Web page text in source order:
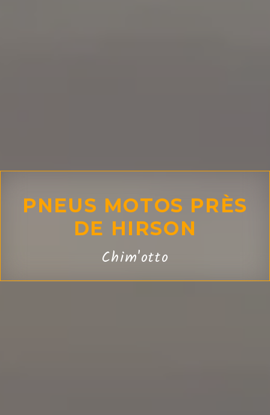
PNEUS MOTOS PRÈS
DE HIRSON
Chim'otto